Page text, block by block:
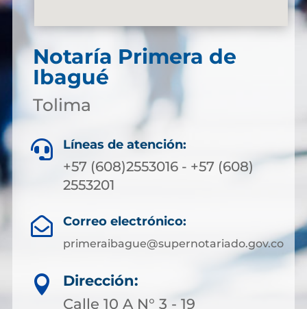
Notaría Primera de
Ibagué
Tolima
 Líneas de atención:
+57 (608)2553016 - +57 (608)
2553201
 Correo electrónico:
primeraibague@supernotariado.gov.co

Dirección:
Calle 10 A N° 3 - 19